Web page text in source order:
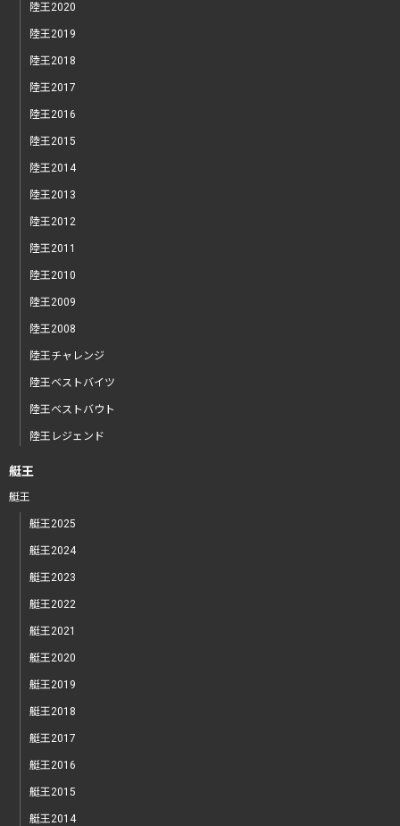
陸王2020
陸王2019
陸王2018
陸王2017
陸王2016
陸王2015
陸王2014
陸王2013
陸王2012
陸王2011
陸王2010
陸王2009
陸王2008
陸王チャレンジ
陸王ベストバイツ
陸王ベストバウト
陸王レジェンド
艇王
艇王
艇王2025
艇王2024
艇王2023
艇王2022
艇王2021
艇王2020
艇王2019
艇王2018
艇王2017
艇王2016
艇王2015
艇王2014